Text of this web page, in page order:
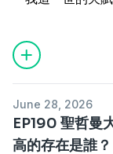
https://lin.ee/
*官方IG:
#《仙姑行不行
https://lin.ee/
*最新消息都在私
*官方IG:
來我們每天踏的
連。聽完這集，
不行》綜合入口
*緊急事件預約請
https://lin.ee/
*最新消息都在私
變、需要克服的
訊息，反而容易
就容易走上不太
當年並沒有想要
的目標，30 歲要
年後達成，是一
會問這個問題的
衝的事業都經歷
頭想：我這一輩
上嗎？這一集，
很多人一聽到「
師？是不是要有
不義的社會？
June 28, 2026
EP190 聖哲曼
高的存在是誰？